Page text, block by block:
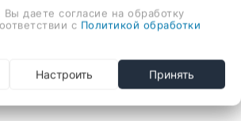
(с верхним душем), настенный
душ 250 мм, ручной душ
даете согласие на обработку
с Политикой обработки
Настроить Принять